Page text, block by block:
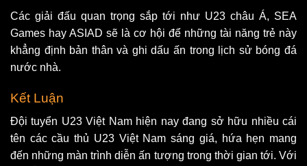
Các giải đấu quan trọng sắp tới như U23 châu Á, SEA
Games hay ASIAD sẽ là cơ hội để những tài năng trẻ này
khẳng định bản thân và ghi dấu ấn trong lịch sử bóng đá
nước nhà.
Kết Luận
Đội tuyển U23 Việt Nam hiện nay đang sở hữu nhiều cái
tên các cầu thủ U23 Việt Nam sáng giá, hứa hẹn mang
đến những màn trình diễn ấn tượng trong thời gian tới. Với